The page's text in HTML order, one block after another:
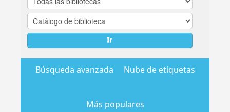
Ir
Búsqueda avanzada Nube de etiquetas
Más populares